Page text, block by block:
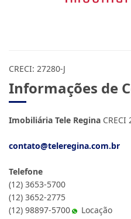
CRECI: 27280-J
Informações de
Imobiliária Tele Regina CRECI
contato@teleregina.com.br
Telefone
(12) 3653-5700
(12) 3652-2775
(12) 98897-5700
Locação